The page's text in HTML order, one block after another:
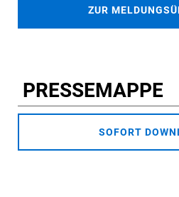
ZUR
PRESSEMAPPE
SOFORT